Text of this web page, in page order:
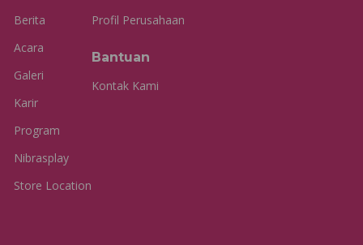
Berita
Acara
Galeri
Karir
Program
Nibrasplay
Store Location
Profil Perusahaan
Bantuan
Kontak Kami